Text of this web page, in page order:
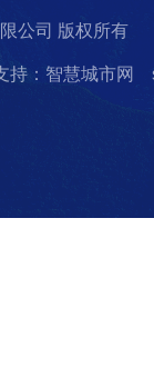
公司 版权所有
持：智慧城市网